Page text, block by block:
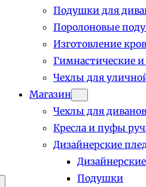
Подушки для
Поролоновые
Изготовление
Гимнастические
Чехлы для
Магазин
Чехлы для
Кресла и пуфы
Дизайнерские
Подушки